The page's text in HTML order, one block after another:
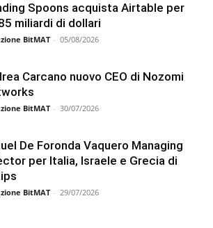
Spoons acquista Airtable per
miliardi di dollari
BitMAT - 05/08/2026
Carcano nuovo CEO di Nozomi
BitMAT - 30/07/2026
De Foronda Vaquero Managing
per Italia, Israele e Grecia di
BitMAT - 29/07/2026